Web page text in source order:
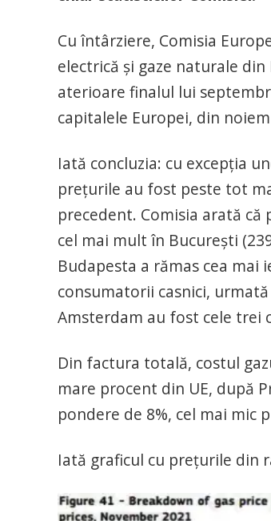
Cu întârziere, Comisia
electrică și gaze naturale
aterioare finalul lui
capitalele Europei, din
Iată concluzia: cu excepția
prețurile au fost peste tot
precedent. Comisia arată
cel mai mult în București
Budapesta a rămas cea
consumatorii casnici,
Amsterdam au fost cele trei
Din factura totală, costul
mare procent din UE, după
pondere de 8%, cel mai mic
Iată graficul cu prețurile din